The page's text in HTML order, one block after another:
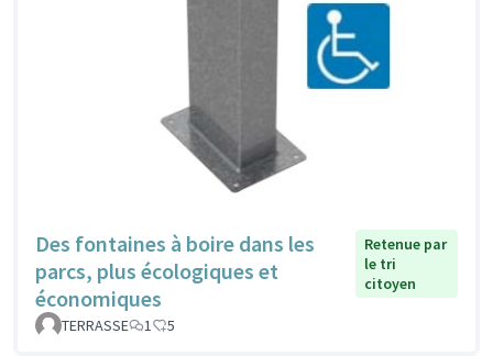
Des fontaines à boire dans les
parcs, plus écologiques et
économiques
Retenue par
le tri
citoyen
TERRASSE 1 5